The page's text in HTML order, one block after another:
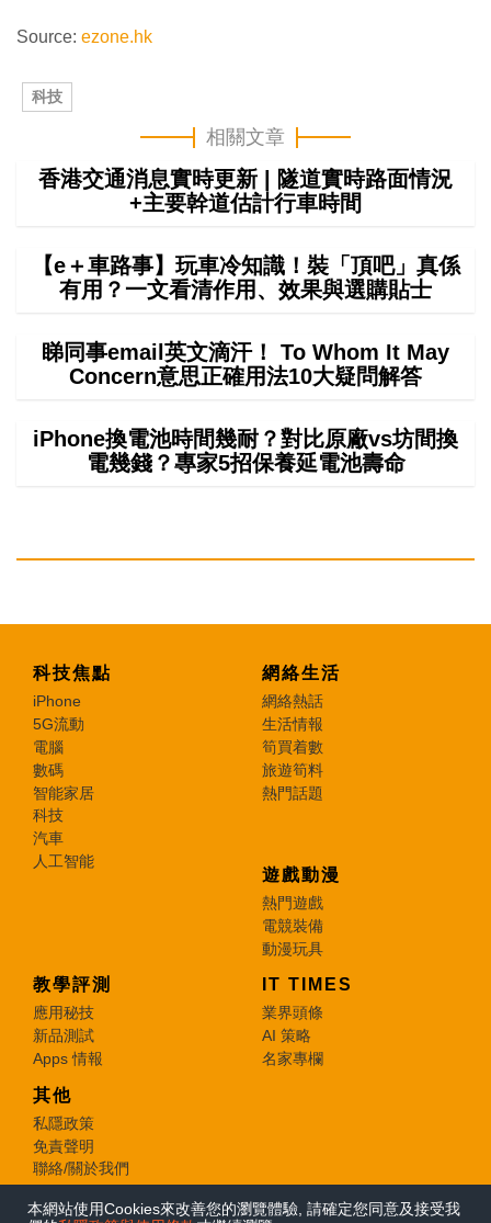
本網站使用Cookies來改善您的瀏覽體驗, 請確定您同意及接受我
Source: ezone.hk
科技
相關文章
香港交通消息實時更新 | 隧道實時路面情況
+主要幹道估計行車時間
【e＋車路事】玩車冷知識！裝「頂吧」真係
有用？一文看清作用、效果與選購貼士
睇同事email英文滴汗！ To Whom It May
Concern意思正確用法10大疑問解答
iPhone換電池時間幾耐？對比原廠vs坊間換
電幾錢？專家5招保養延電池壽命
科技焦點
iPhone
5G流動
電腦
數碼
智能家居
科技
汽車
人工智能
網絡生活
網絡熱話
生活情報
筍買着數
旅遊筍料
熱門話題
遊戲動漫
熱門遊戲
電競裝備
動漫玩具
教學評測
應用秘技
新品測試
Apps 情報
IT TIMES
業界頭條
AI 策略
名家專欄
其他
私隱政策
免責聲明
聯絡/關於我們
© 2026 e-zone. All Rights Reserved.